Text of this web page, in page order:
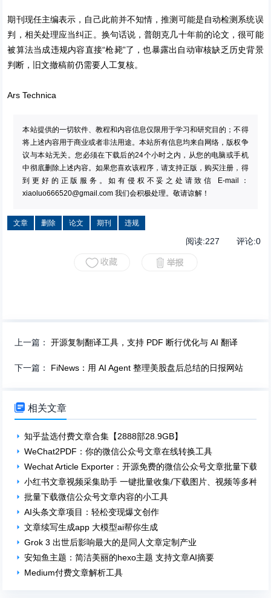
期刊现任主编表示，自己此前并不知情，推测可能是自动检测系统误
判，相关处理应当纠正。换句话说，普朗克几十年前的论文，很可能
被算法当成违规内容直接“枪毙”了，也暴露出自动审核缺乏历史背景
判断，旧文撤稿前仍需要人工复核。
Ars Technica
本站提供的一切软件、教程和内容信息仅限用于学习和研究目的；不得
将上述内容用于商业或者非法用途。本站所有信息均来自网络，版权争
议与本站无关。您必须在下载后的24个小时之内，从您的电脑或手机
中彻底删除上述内容。如果您喜欢该程序，请支持正版，购买注册，得
到更好的正版服务。如有侵权不妥之处请致信 E-mail：
xiaoluo666520@gmail.com 我们会积极处理。敬请谅解！
文章 删除 论文 期刊 违规
阅读:227 评论:0
上一篇：开源复制翻译工具，支持 PDF 断行优化与 AI 翻译
下一篇： FiNews：用 AI Agent 整理美股盘后总结的日报网站
 相关文章
知乎盐选付费文章合集【2888部28.9GB】
WeChat2PDF：你的微信公众号文章在线转换工具
Wechat Article Exporter：开源免费的微信公众号文章批量下载工
小红书文章视频采集助手 一键批量收集/下载图片、视频等多种类
批量下载微信公众号文章内容的小工具
AI头条文章项目：轻松变现爆文创作
文章续写生成app 大模型ai帮你生成
Grok 3 出世后影响最大的是同人文章定制产业
安知鱼主题：简洁美丽的hexo主题 支持文章AI摘要
Medium付费文章解析工具